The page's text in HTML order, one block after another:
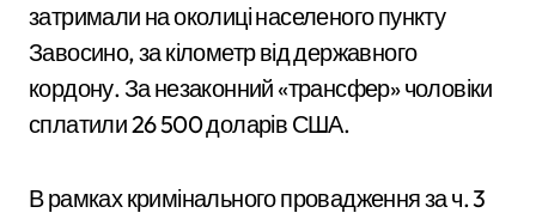
затримали на околиці населеного пункту
Завосино, за кілометр від державного
кордону. За незаконний «трансфер» чоловіки
сплатили 26 500 доларів США.
В рамках кримінального провадження за ч. 3